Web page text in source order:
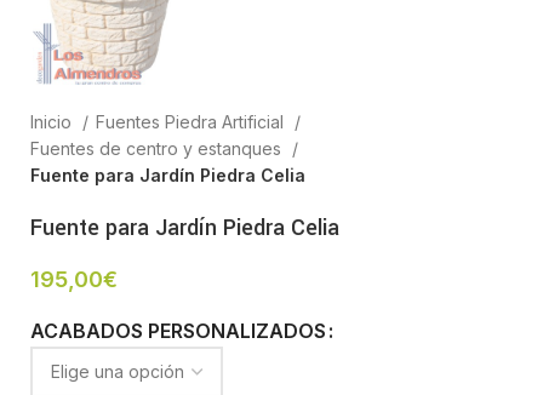
Inicio
Fuentes Piedra Artificial
Fuentes de centro y estanques
Fuente para Jardín Piedra Celia
Fuente para Jardín Piedra Celia
195,00€
ACABADOS PERSONALIZADOS